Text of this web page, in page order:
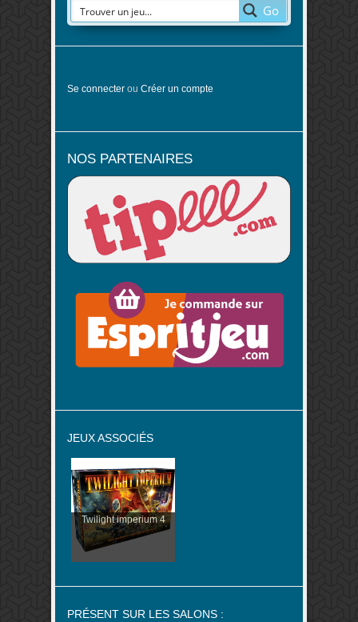
Go
Se connecter ou Créer un compte
NOS PARTENAIRES
JEUX ASSOCIÉS
Twilight imperium 4
PRÉSENT SUR LES SALONS :